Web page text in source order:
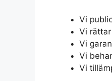
Vi
Vi
Vi
Vi
Vi